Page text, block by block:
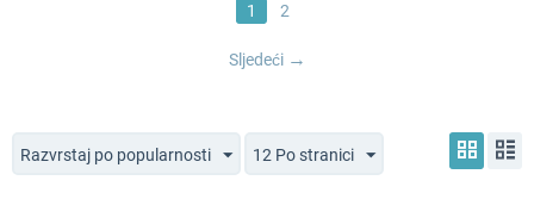
1 2
Sljedeći
Razvrstaj po popularnosti 12 Po stranici